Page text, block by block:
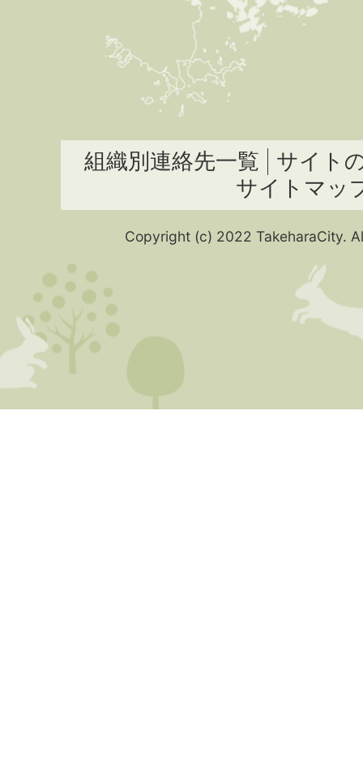
組織別連絡先一覧
サイト
サイトマッ
Copyright (c) 2022 TakeharaCity.